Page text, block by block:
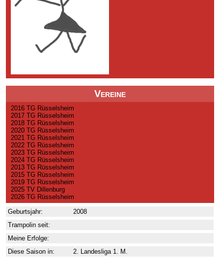
Vereine
2016 TG Rüsselsheim
2017 TG Rüsselsheim
2018 TG Rüsselsheim
2020 TG Rüsselsheim
2021 TG Rüsselsheim
2022 TG Rüsselsheim
2023 TG Rüsselsheim
2024 TG Rüsselsheim
2013 TG Rüsselsheim
2015 TG Rüsselsheim
2019 TG Rüsselsheim
2025 TV Dillenburg
2026 TG Rüsselsheim
Geburtsjahr:
2008
Trampolin seit:
Meine Erfolge:
Diese Saison in:
2. Landesliga 1. M.